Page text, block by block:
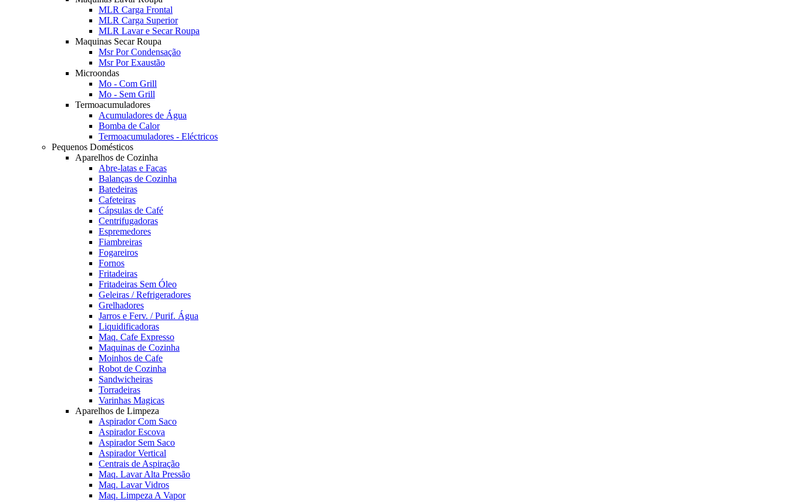
MLR Carga Frontal
MLR Carga Superior
MLR Lavar e Secar Roupa
Maquinas Secar Roupa
Msr Por Condensação
Msr Por Exaustão
Microondas
Mo - Com Grill
Mo - Sem Grill
Termoacumuladores
Acumuladores de Água
Bomba de Calor
Termoacumuladores - Eléctricos
Pequenos Domésticos
Aparelhos de Cozinha
Abre-latas e Facas
Balanças de Cozinha
Batedeiras
Cafeteiras
Cápsulas de Café
Centrifugadoras
Espremedores
Fiambreiras
Fogareiros
Fornos
Fritadeiras
Fritadeiras Sem Óleo
Geleiras / Refrigeradores
Grelhadores
Jarros e Ferv. / Purif. Água
Liquidificadoras
Maq. Cafe Expresso
Maquinas de Cozinha
Moinhos de Cafe
Robot de Cozinha
Sandwicheiras
Torradeiras
Varinhas Magicas
Aparelhos de Limpeza
Aspirador Com Saco
Aspirador Escova
Aspirador Sem Saco
Aspirador Vertical
Centrais de Aspiração
Maq. Lavar Alta Pressão
Maq. Lavar Vidros
Maq. Limpeza A Vapor